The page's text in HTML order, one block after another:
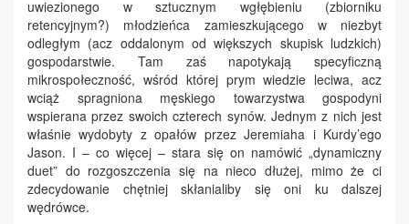
uwiezionego w sztucznym wgłębieniu (zbiorniku
retencyjnym?) młodzieńca zamieszkującego w niezbyt
odległym (acz oddalonym od większych skupisk ludzkich)
gospodarstwie. Tam zaś napotykają specyficzną
mikrospołeczność, wśród której prym wiedzie leciwa, acz
wciąż spragniona męskiego towarzystwa gospodyni
wspierana przez swoich czterech synów. Jednym z nich jest
właśnie wydobyty z opałów przez Jeremiaha i Kurdy’ego
Jason. I – co więcej – stara się on namówić „dynamiczny
duet” do rozgoszczenia się na nieco dłużej, mimo że ci
zdecydowanie chętniej skłanialiby się oni ku dalszej
wędrówce.